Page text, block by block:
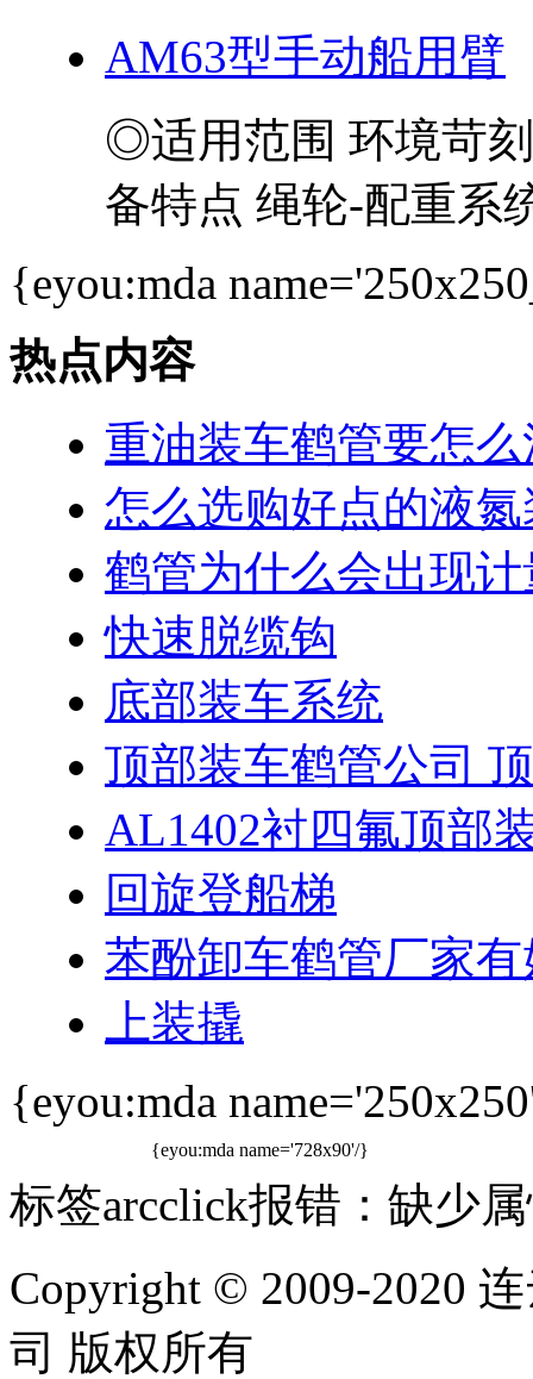
AM63型手动船用臂
◎适用范围 环境苛
备特点 绳轮-配重系
{eyou:mda
热点内容
重油装车鹤管要怎么
怎么选购好点的液氮
鹤管为什么会出现
快速脱缆钩
底部装车系统
顶部装车鹤管公司
AL1402衬四氟顶部
回旋登船梯
苯酚卸车鹤管厂家
上装撬
{eyou:mda
{eyou:mda name='728x90'/}
标签arcclick报错：缺少
Copyright © 2009-2020
司 版权所有